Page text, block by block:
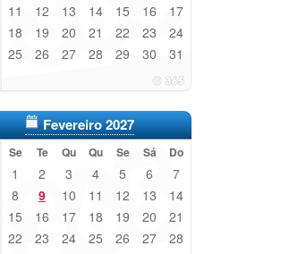
11 12 13 14 15 16 17
18 19 20 21 22 23 24
25 26 27 28 29 30 31
Fevereiro 2027
Se Te Qu Qu Se Sá Do
1 2 3 4 5 6 7
8 9 10 11 12 13 14
15 16 17 18 19 20 21
22 23 24 25 26 27 28